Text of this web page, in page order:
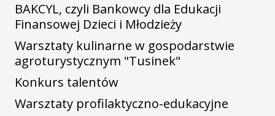
BAKCYL, czyli Bankowcy dla Edukacji
Finansowej Dzieci i Młodzieży
Warsztaty kulinarne w gospodarstwie
agroturystycznym "Tusinek"
Konkurs talentów
Warsztaty profilaktyczno-edukacyjne